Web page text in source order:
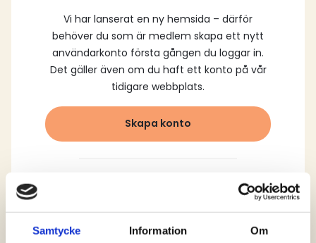
Samtycke Information Om
Vi har lanserat en ny hemsida – därför
behöver du som är medlem skapa ett nytt
användarkonto första gången du loggar in.
Det gäller även om du haft ett konto på vår
tidigare webbplats.
Skapa konto
Logga in och ta del av allt som vår hemsida